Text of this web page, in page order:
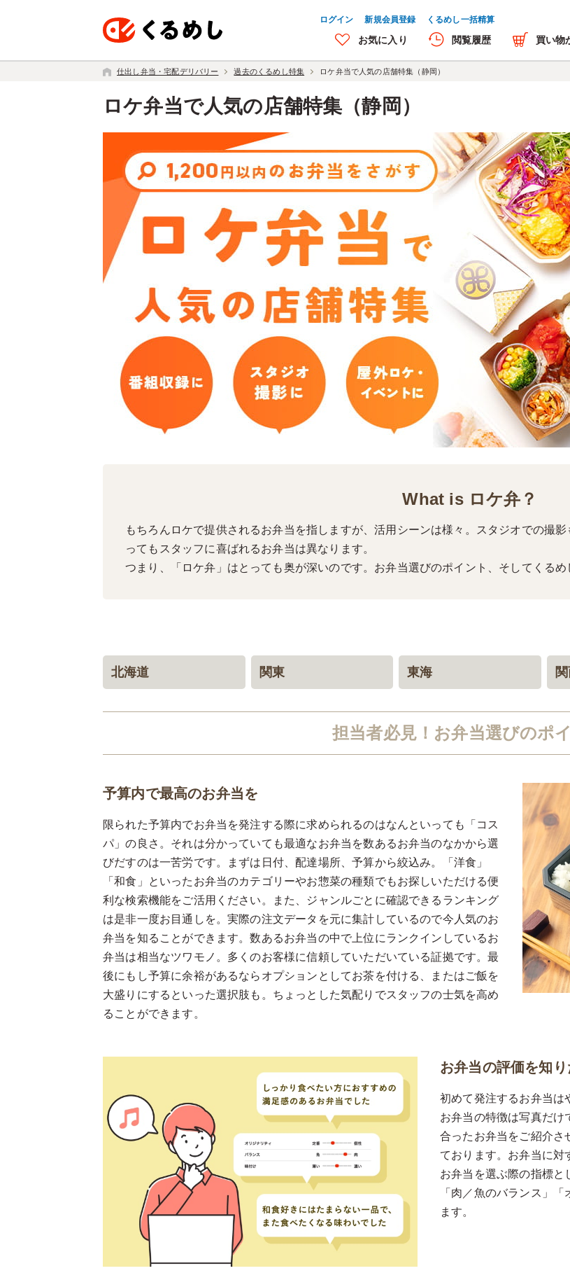
ログイン 新規会員登録 くるめし一括精算
お気に入り 閲覧履歴 買い物
仕出し弁当・宅配デリバリー 過去のくるめし特集 ロケ弁当で人気の店舗特集（静岡）
ロケ弁当で人気の店舗特集（静岡）
What is ロケ弁？
もちろんロケで提供されるお弁当を指しますが、活用シーンは様々。スタジオでの撮
ってもスタッフに喜ばれるお弁当は異なります。
つまり、「ロケ弁」はとっても奥が深いのです。お弁当選びのポイント、そしてくるめ
北海道 関東 東海
担当者必見！お弁当選びのポ
予算内で最高のお弁当を
限られた予算内でお弁当を発注する際に求められるのはなんといっても「コス
パ」の良さ。それは分かっていても最適なお弁当を数あるお弁当のなかから選
びだすのは一苦労です。まずは日付、配達場所、予算から絞込み。「洋食」
「和食」といったお弁当のカテゴリーやお惣菜の種類でもお探しいただける便
利な検索機能をご活用ください。また、ジャンルごとに確認できるランキング
は是非一度お目通しを。実際の注文データを元に集計しているので今人気のお
弁当を知ることができます。数あるお弁当の中で上位にランクインしているお
弁当は相当なツワモノ。多くのお客様に信頼していただいている証拠です。最
後にもし予算に余裕があるならオプションとしてお茶を付ける、またはご飯を
大盛りにするといった選択肢も。ちょっとした気配りでスタッフの士気を高め
ることができます。
お弁当の評価を知
初めて発注するお弁当は
お弁当の特徴は写真だけ
合ったお弁当をご紹介さ
ております。お弁当に対
お弁当を選ぶ際の指標と
「肉／魚のバランス」
ます。